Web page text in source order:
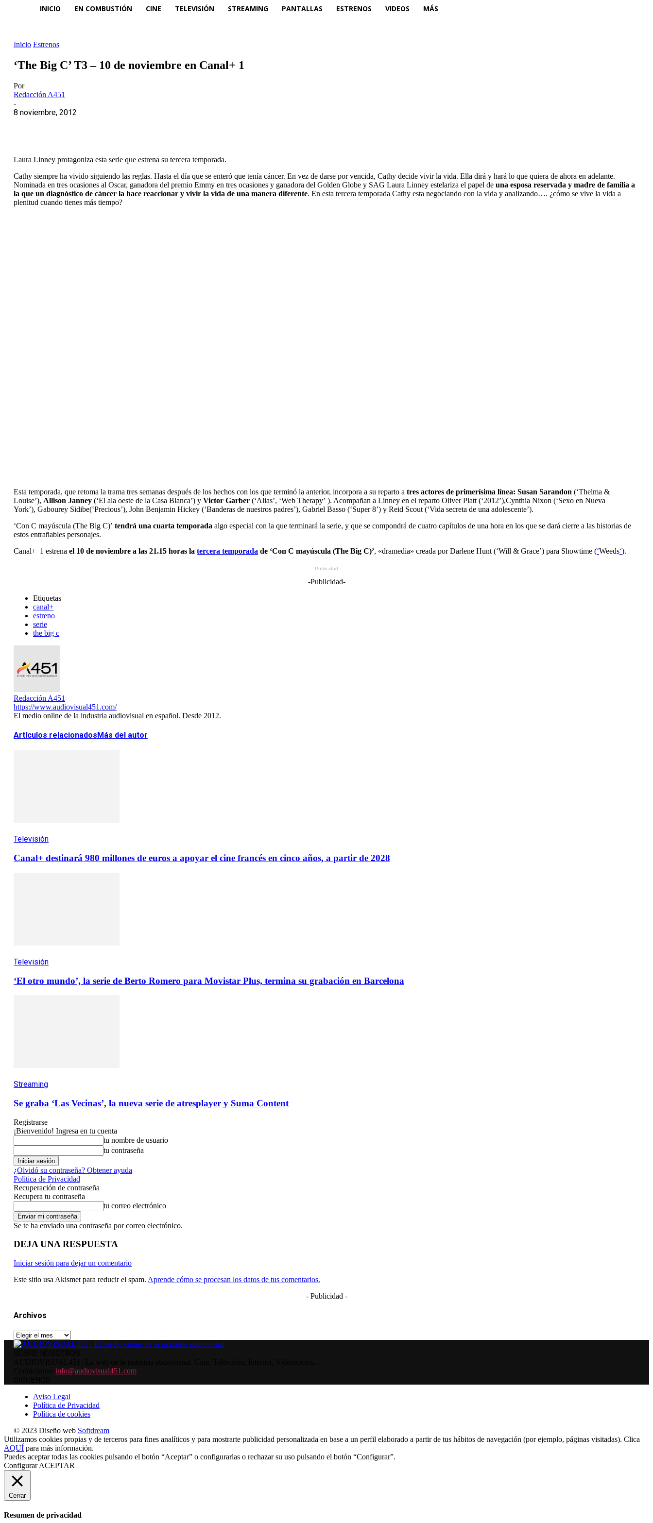
INICIO EN COMBUSTIÓN CINE TELEVISIÓN STREAMING PANTALLAS ESTRENOS VIDEOS MÁS
Inicio Estrenos
‘The Big C’ T3 – 10 de noviembre en Canal+ 1
Por
Redacción A451
-
8 noviembre, 2012
Laura Linney protagoniza esta serie que estrena su tercera temporada.
Cathy siempre ha vivido siguiendo las reglas. Hasta el día que se enteró que tenía cáncer. En vez de darse por vencida, Cathy decide vivir la vida. Ella dirá y hará lo que quiera de ahora en adelante.
Nominada en tres ocasiones al Oscar, ganadora del premio Emmy en tres ocasiones y ganadora del Golden Globe y SAG Laura Linney estelariza el papel de una esposa reservada y madre de familia a
la que un diagnóstico de cáncer la hace reaccionar y vivir la vida de una manera diferente. En esta tercera temporada Cathy esta negociando con la vida y analizando…. ¿cómo se vive la vida a
plenitud cuando tienes más tiempo?
Esta temporada, que retoma la trama tres semanas después de los hechos con los que terminó la anterior, incorpora a su reparto a tres actores de primerísima línea: Susan Sarandon (‘Thelma &
Louise’), Allison Janney (‘El ala oeste de la Casa Blanca’) y Victor Garber (‘Alias’, ‘Web Therapy’ ). Acompañan a Linney en el reparto Oliver Platt (‘2012’),Cynthia Nixon (‘Sexo en Nueva
York’), Gabourey Sidibe(‘Precious’), John Benjamin Hickey (‘Banderas de nuestros padres’), Gabriel Basso (‘Super 8’) y Reid Scout (‘Vida secreta de una adolescente’).
‘Con C mayúscula (The Big C)’ tendrá una cuarta temporada algo especial con la que terminará la serie, y que se compondrá de cuatro capítulos de una hora en los que se dará cierre a las historias de
estos entrañables personajes.
Canal+ 1 estrena el 10 de noviembre a las 21.15 horas la tercera temporada de ‘Con C mayúscula (The Big C)’, «dramedia» creada por Darlene Hunt (‘Will & Grace’) para Showtime (‘Weeds‘).
- Publicidad -
-Publicidad-
Etiquetas
canal+
estreno
serie
the big c
Redacción A451
https://www.audiovisual451.com/
El medio online de la industria audiovisual en español. Desde 2012.
Artículos relacionadosMás del autor
Televisión
Canal+ destinará 980 millones de euros a apoyar el cine francés en cinco años, a partir de 2028
Televisión
‘El otro mundo’, la serie de Berto Romero para Movistar Plus, termina su grabación en Barcelona
Streaming
Se graba ‘Las Vecinas’, la nueva serie de atresplayer y Suma Content
Registrarse
¡Bienvenido! Ingresa en tu cuenta
tu nombre de usuario
tu contraseña
¿Olvidó su contraseña? Obtener ayuda
Política de Privacidad
Recuperación de contraseña
Recupera tu contraseña
tu correo electrónico
Se te ha enviado una contraseña por correo electrónico.
DEJA UNA RESPUESTA
Iniciar sesión para dejar un comentario
Este sitio usa Akismet para reducir el spam. Aprende cómo se procesan los datos de tus comentarios.
- Publicidad -
Archivos
Archivos
info@audiovisual451.com
Aviso Legal
Política de Privacidad
Política de cookies
© 2023 Diseño web Softdream
Utilizamos cookies propias y de terceros para fines analíticos y para mostrarte publicidad personalizada en base a un perfil elaborado a partir de tus hábitos de navegación (por ejemplo, páginas visitadas). Clica
AQUÍ para más información.
Puedes aceptar todas las cookies pulsando el botón “Aceptar” o configurarlas o rechazar su uso pulsando el botón “Configurar”.
Configurar ACEPTAR
Cerrar
Resumen de privacidad